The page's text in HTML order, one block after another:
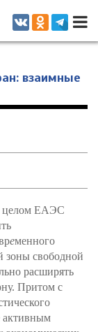
актуальным
взаимные
целом ЕАЭС
еменного
зоны свободной
расширять
Притом с
активным